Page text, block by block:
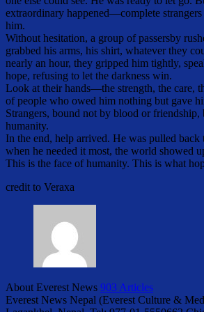
extraordinary happened—complete
him.
Without hesitation, a group of passersby
grabbed his arms, his shirt, whatever they
nearly an hour, they gripped him tightly,
hope, refusing to let the darkness win.
Look at their hands—the strength, the care,
of people who owed him nothing but gave
Strangers, bound not by blood or friendship,
humanity.
In the end, help arrived. He was pulled
when he needed it most, the world showed
This is the face of humanity. This is what
credit to Veraxa
About Everest News 903 Articles
Everest News Nepal (Everest Culture &